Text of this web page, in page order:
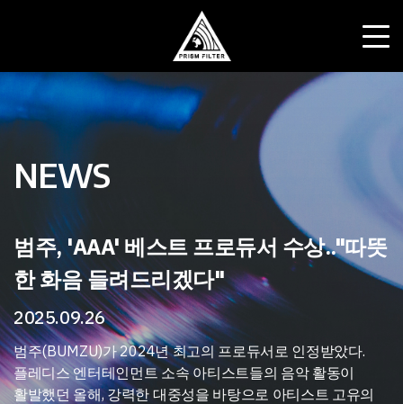
NEWS
범주, 'AAA' 베스트 프로듀서 수상.."따뜻
한 화음 들려드리겠다"
2025.09.26
범주(BUMZU)가 2024년 최고의 프로듀서로 인정받았다.
플레디스 엔터테인먼트 소속 아티스트들의 음악 활동이
활발했던 올해, 강력한 대중성을 바탕으로 아티스트 고유의